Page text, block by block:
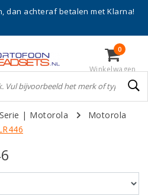
achteraf betalen met Klarna!
0
Winkelwagen
| Motorola
Motorola